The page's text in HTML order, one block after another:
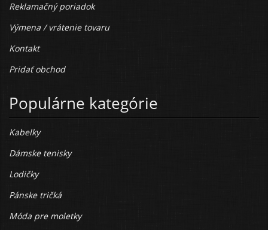
Reklamačný poriadok
Výmena / vrátenie tovaru
Kontakt
Pridať obchod
Populárne kategórie
Kabelky
Dámske tenisky
Lodičky
Pánske tričká
Móda pre moletky